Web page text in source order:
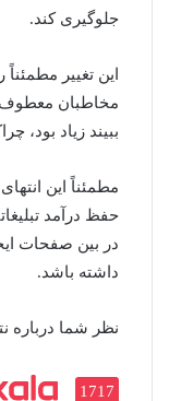
جلوگیری کند.
ببیند زیاد بود،
مطمئناً این
حفظ درآمد
در بین صفحات
داشته باشد.
نظر شما درباره
1717